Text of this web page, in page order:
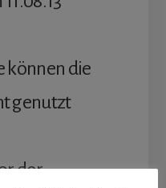
können die
genutzt
der